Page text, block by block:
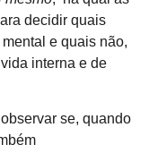
decidir quais
e quais não,
interna e de
se, quando